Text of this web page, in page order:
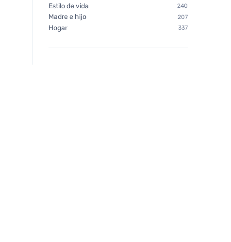
Estilo de vida 240
Madre e hijo 207
Hogar 337